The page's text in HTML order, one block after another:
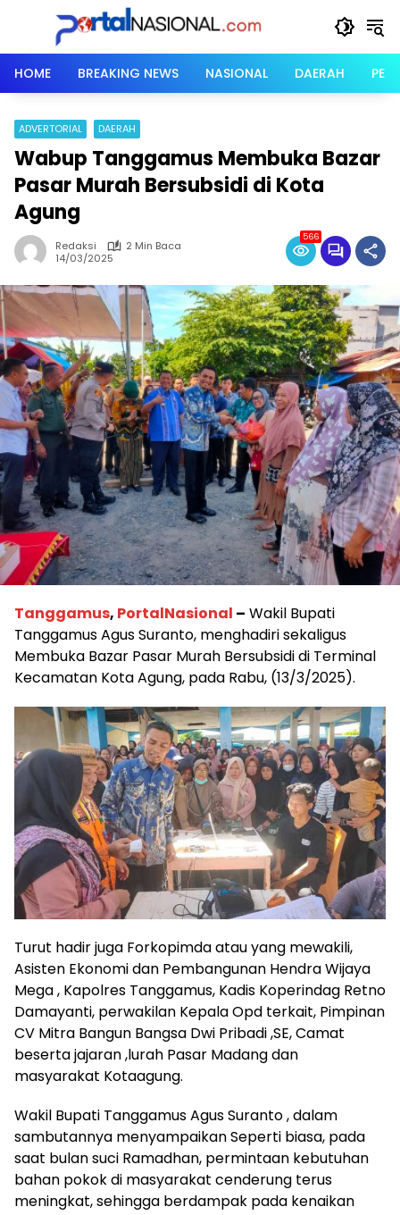
HOME
BREAKING NEWS NASIONAL DAERAH
ADVERTORIAL DAERAH
Wabup Tanggamus Membuka Bazar
Pasar Murah Bersubsidi di Kota
Agung
Redaksi
2 Min Baca
14/03/2025
566
Tanggamus, PortalNasional – Wakil Bupati
Tanggamus Agus Suranto, menghadiri sekaligus
Membuka Bazar Pasar Murah Bersubsidi di Terminal
Kecamatan Kota Agung, pada Rabu, (13/3/2025).
Turut hadir juga Forkopimda atau yang mewakili,
Asisten Ekonomi dan Pembangunan Hendra Wijaya
Mega , Kapolres Tanggamus, Kadis Koperindag Retno
Damayanti, perwakilan Kepala Opd terkait, Pimpinan
CV Mitra Bangun Bangsa Dwi Pribadi ,SE, Camat
beserta jajaran ,lurah Pasar Madang dan
masyarakat Kotaagung.
Wakil Bupati Tanggamus Agus Suranto , dalam
sambutannya menyampaikan Seperti biasa, pada
saat bulan suci Ramadhan, permintaan kebutuhan
bahan pokok di masyarakat cenderung terus
meningkat, sehingga berdampak pada kenaikan